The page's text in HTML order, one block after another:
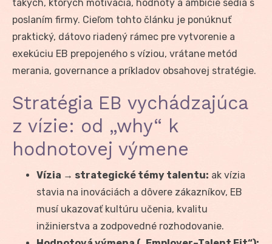
takých, ktorých motivácia, hodnoty a ambície sedia s
poslaním firmy. Cieľom tohto článku je ponúknuť
praktický, dátovo riadený rámec pre vytvorenie a
exekúciu EB prepojeného s víziou, vrátane metód
merania, governance a príkladov obsahovej stratégie.
Stratégia EB vychádzajúca
z vízie: od „why“ k
hodnotovej výmene
Vízia → strategické témy talentu: ak vízia
stavia na inováciách a dôvere zákazníkov, EB
musí ukazovať kultúru učenia, kvalitu
inžinierstva a zodpovedné rozhodovanie.